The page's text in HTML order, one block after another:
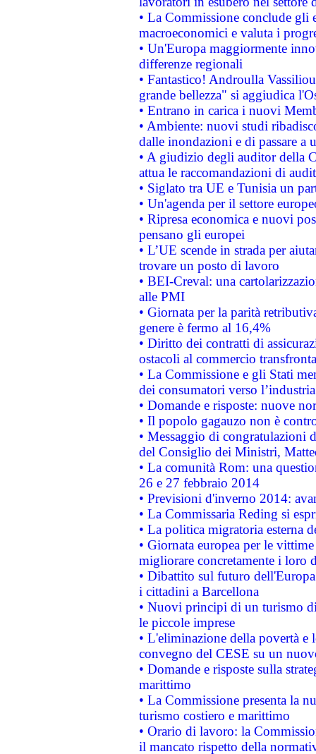
• La Commissione conclude
macroeconomici e valuta i
• Un'Europa maggiormente
differenze regionali
• Fantastico! Androulla
grande bellezza" si aggiudica
• Entrano in carica i nuovi
• Ambiente: nuovi studi
dalle inondazioni e di passare a
• A giudizio degli auditor della
attua le raccomandazioni di
• Siglato tra UE e Tunisia un
• Un'agenda per il settore
• Ripresa economica e nuovi
pensano gli europei
• L’UE scende in strada per
trovare un posto di lavoro
• BEI-Creval: una
alle PMI
• Giornata per la parità
genere è fermo al 16,4%
• Diritto dei contratti di
ostacoli al commercio
• La Commissione e gli Stati
dei consumatori verso
• Domande e risposte: nuove
• Il popolo gagauzo non è
• Messaggio di congratulazioni
del Consiglio dei Ministri,
• La comunità Rom: una
26 e 27 febbraio 2014
• Previsioni d'inverno 2014:
• La Commissaria Reding si
• La politica migratoria esterna
• Giornata europea per le
migliorare concretamente i loro
• Dibattito sul futuro
i cittadini a Barcellona
• Nuovi principi di un turismo
le piccole imprese
• L'eliminazione della povertà
convegno del CESE su un
• Domande e risposte sulla
marittimo
• La Commissione presenta la
turismo costiero e marittimo
• Orario di lavoro: la
il mancato rispetto della